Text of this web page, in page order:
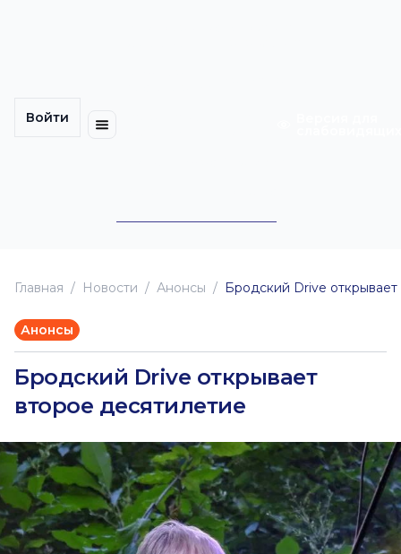
Войти
Главная Новоcти Анонсы Бродский Drive
Анонсы
Бродский Drive открывает
второе десятилетие